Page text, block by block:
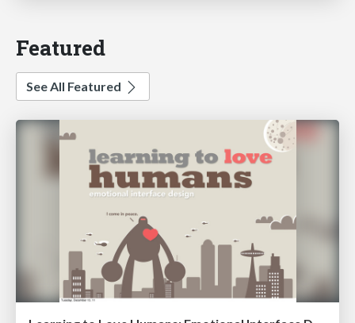
Featured
See All Featured